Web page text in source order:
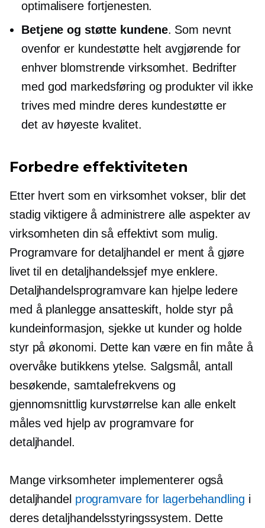
optimalisere fortjenesten.
Betjene og støtte kundene. Som nevnt
ovenfor er kundestøtte helt avgjørende for
enhver blomstrende virksomhet. Bedrifter
med god markedsføring og produkter vil ikke
trives med mindre deres kundestøtte er
det av høyeste kvalitet.
Forbedre effektiviteten
Etter hvert som en virksomhet vokser, blir det
stadig viktigere å administrere alle aspekter av
virksomheten din så effektivt som mulig.
Programvare for detaljhandel er ment å gjøre
livet til en detaljhandelssjef mye enklere.
Detaljhandelsprogramvare kan hjelpe ledere
med å planlegge ansatteskift, holde styr på
kundeinformasjon, sjekke ut kunder og holde
styr på økonomi. Dette kan være en fin måte å
overvåke butikkens ytelse. Salgsmål, antall
besøkende, samtalefrekvens og
gjennomsnittlig kurvstørrelse kan alle enkelt
måles ved hjelp av programvare for
detaljhandel.
Mange virksomheter implementerer også
detaljhandel programvare for lagerbehandling i
deres detaljhandelsstyringssystem. Dette